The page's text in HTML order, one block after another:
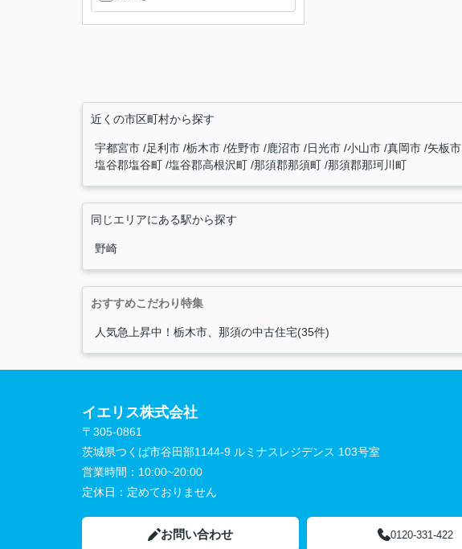
近くの市区町村から探す
宇都宮市 足利市 栃木市 佐野市 鹿沼市 日光市 小山市 真岡市 矢板市
塩谷郡塩谷町 塩谷郡高根沢町 那須郡那須町 那須郡那珂川町
同じエリアにある駅から探す
野崎
おすすめこだわり特集
人気急上昇中！栃木市、那須の中古住宅(35件)
イエリス株式会社
〒305-0861
茨城県つくば市谷田部1144-9 ルミナスレジデンス 103号室
営業時間： 10:00~20:00
定休日： 定めておりません
お問い合わせ 0120-331-422